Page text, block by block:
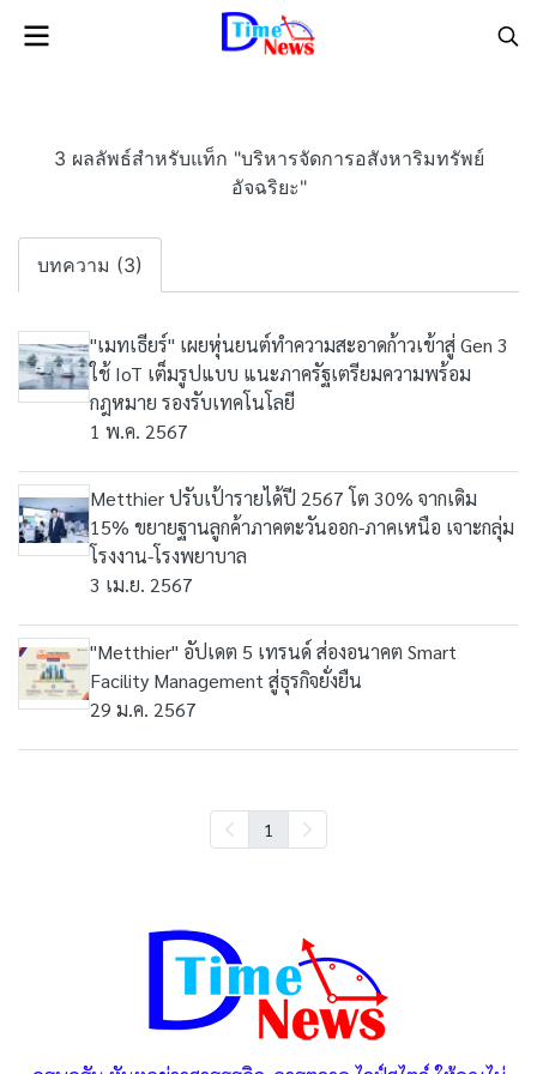
3 ผลลัพธ์สำหรับแท็ก "บริหารจัดการอสังหาริมทรัพย์
อัจฉริยะ"
บทความ (3)
"เมทเธียร์" เผยหุ่นยนต์ทำความสะอาดก้าวเข้าสู่ Gen 3
ใช้ IoT เต็มรูปแบบ แนะภาครัฐเตรียมความพร้อม
กฎหมาย รองรับเทคโนโลยี
1 พ.ค. 2567
Metthier ปรับเป้ารายได้ปี 2567 โต 30% จากเดิม
15% ขยายฐานลูกค้าภาคตะวันออก-ภาคเหนือ เจาะกลุ่ม
โรงงาน-โรงพยาบาล
3 เม.ย. 2567
"Metthier" อัปเดต 5 เทรนด์ ส่องอนาคต Smart
Facility Management สู่ธุรกิจยั่งยืน
29 ม.ค. 2567
1